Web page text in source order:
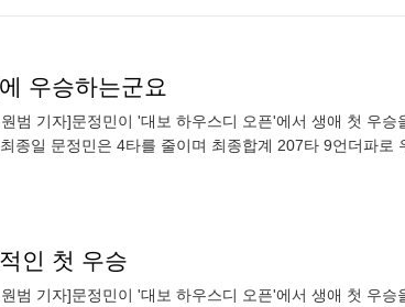
우승하는군요
범 기자]문정민이 '대보 하우스디 오픈'에서 생애 첫 우
종일 문정민은 4타를 줄이며 최종합계 207타 9언더파로
인 첫 우승
범 기자]문정민이 '대보 하우스디 오픈'에서 생애 첫 우